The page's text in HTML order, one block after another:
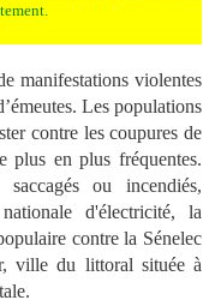
manifestations violentes
Les populations
contre les coupures de
plus en plus fréquentes.
ou incendiés,
d'électricité, la
contre la Sénelec
ville du littoral située à